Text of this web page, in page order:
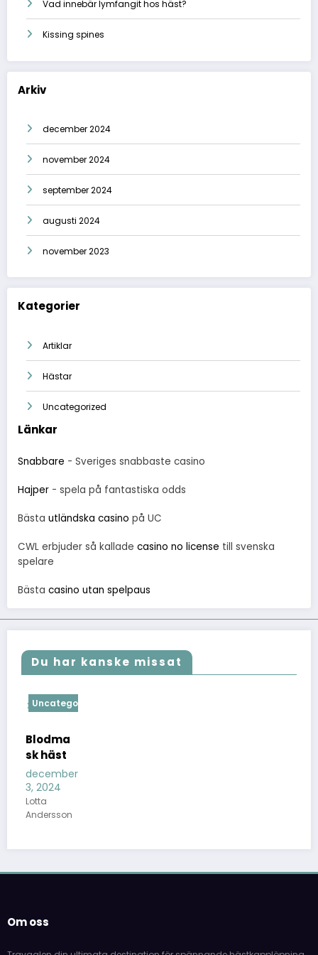
Vad innebär lymfangit hos häst?
Kissing spines
Arkiv
december 2024
november 2024
september 2024
augusti 2024
november 2023
Kategorier
Artiklar
Hästar
Uncategorized
Länkar
Snabbare - Sveriges snabbaste casino
Hajper - spela på fantastiska odds
Bästa utländska casino på UC
CWL erbjuder så kallade casino no license till svenska
spelare
Bästa casino utan spelpaus
Du har kanske missat
Uncategorized
Blodma
sk häst
december
3, 2024
Lotta
Andersson
Om oss